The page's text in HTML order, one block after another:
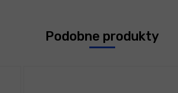
Podobne produkty